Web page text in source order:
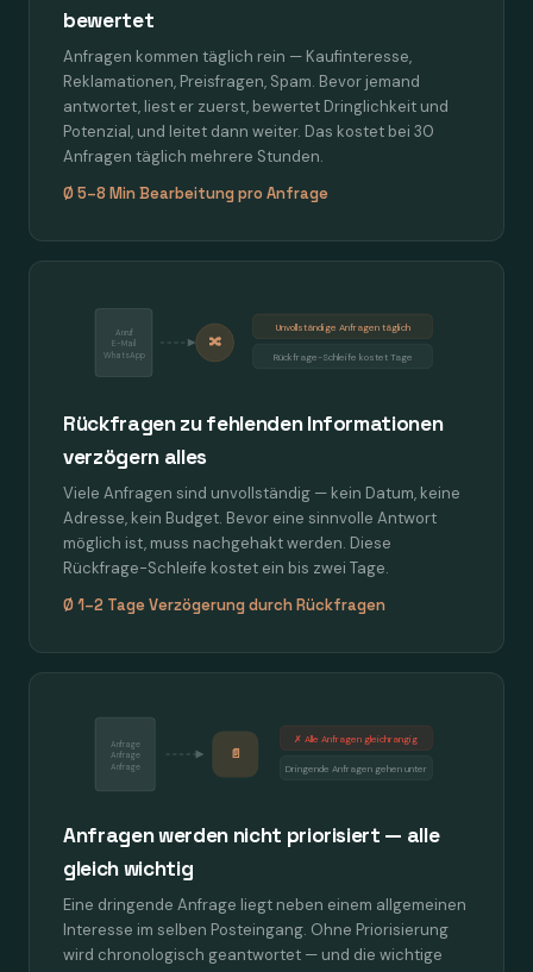
bewertet
Anfragen kommen täglich rein — Kaufinteresse,
Reklamationen, Preisfragen, Spam. Bevor jemand
antwortet, liest er zuerst, bewertet Dringlichkeit und
Potenzial, und leitet dann weiter. Das kostet bei 30
Anfragen täglich mehrere Stunden.
Ø 5–8 Min Bearbeitung pro Anfrage
Anruf
E-Mail
WhatsApp
🔀
Unvollständige Anfragen täglich
Rückfrage-Schleife kostet Tage
Rückfragen zu fehlenden Informationen
verzögern alles
Viele Anfragen sind unvollständig — kein Datum, keine
Adresse, kein Budget. Bevor eine sinnvolle Antwort
möglich ist, muss nachgehakt werden. Diese
Rückfrage-Schleife kostet ein bis zwei Tage.
Ø 1–2 Tage Verzögerung durch Rückfragen
Anfrage
Anfrage
Anfrage
📄
✗ Alle Anfragen gleichrangig
Dringende Anfragen gehen unter
Anfragen werden nicht priorisiert — alle
gleich wichtig
Eine dringende Anfrage liegt neben einem allgemeinen
Interesse im selben Posteingang. Ohne Priorisierung
wird chronologisch geantwortet — und die wichtige